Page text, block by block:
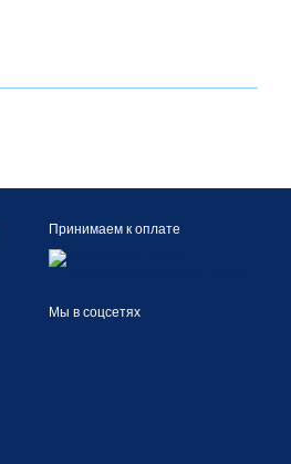
Принимаем к оплате
Мы в соцсетях